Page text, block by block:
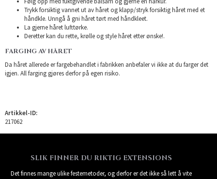
Trykk forsiktig vannet ut av håret og klapp/stryk forsiktig håret med et
håndkle. Unngå å gni håret tørt med håndkleet.
La gjerne håret lufttørke.
Deretter kan du rette, krølle og style håret etter ønske!.
FARGING AV HÅRET
Da håret allerede er fargebehandlet i fabrikken anbefaler vi ikke at du farger det
igjen. All farging gjøres derfor på egen risiko.
Artikkel-ID:
217062
SLIK FINNER DU RIKTIG EXTENSIONS
Det finnes mange ulike festemetoder, og derfor er det ikke så lett å vite